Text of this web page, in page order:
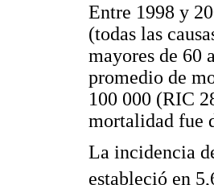
Entre 1998 y
(todas las
mayores de 60
promedio de
100 000 (RIC
mortalidad fue
La incidencia
estableció en